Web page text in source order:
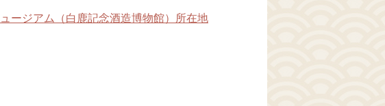
ージアム（白鹿記念酒造博物館）所在地